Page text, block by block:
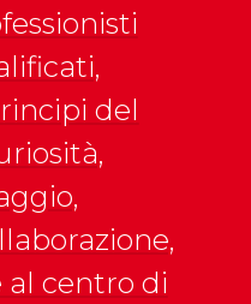
del
al centro di